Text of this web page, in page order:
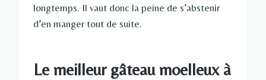
longtemps. Il vaut donc la peine de s’abstenir
d’en manger tout de suite.
Le meilleur gâteau moelleux à